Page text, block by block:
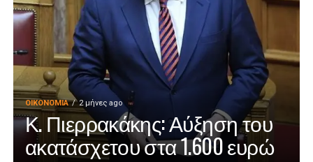
ΟΙΚΟΝΟΜΊΑ 2 μήνες ago
Κ. Πιερρακάκης: Αύξηση του
ακατάσχετου στα 1.600 ευρώ